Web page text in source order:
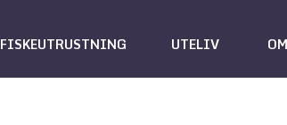
FISKEUTRUSTNING UTELIV